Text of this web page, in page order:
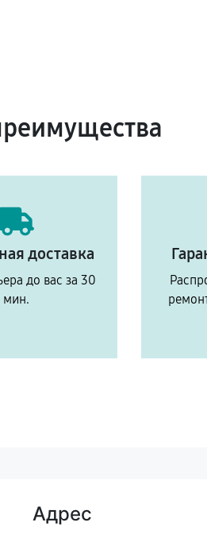
доставка
до вас за 30
мин.
Адрес